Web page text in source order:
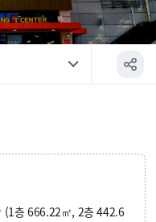
(1층 666.22㎡, 2층 442.6